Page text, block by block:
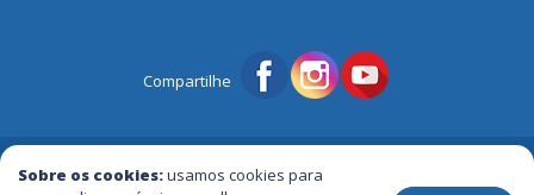
Sobre os cookies:usamos cookies para
Compartilhe